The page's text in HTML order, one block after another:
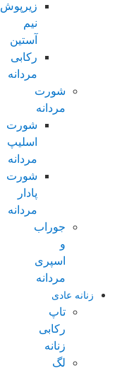
زیرپوش
نیم
آستین
رکابی
مردانه
شورت
مردانه
شورت
اسلیپ
مردانه
شورت
پادار
مردانه
جوراب
و
اسپری
مردانه
زنانه عادی
تاپ
رکابی
زنانه
لگ